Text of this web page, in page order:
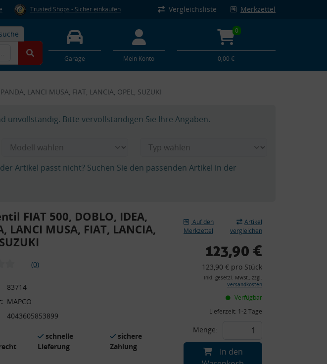
Trusted Shops - Sicher einkaufen Vergleichsliste Merkzettel
Garage Mein Konto
0
0,00 €
LANCI MUSA, FIAT, LANCIA, OPEL, SUZUKI
unvollständig. Bitte vervollständigen Sie Ihre Angaben.
Artikel passt nicht? Suchen Sie den passenden Artikel in der
FIAT 500, DOBLO, IDEA,
LANCI MUSA, FIAT, LANCIA,
(0)
83714
MAPCO
4043605853899
schnelle
Lieferung
sichere
Zahlung
Auf den
Merkzettel
Artikel
vergleichen
123,90 €
123,90 € pro Stück
inkl. gesetzl. MwSt., zzgl.
Versandkosten
Verfügbar
Lieferzeit: 1-2 Tage
Menge:
In den